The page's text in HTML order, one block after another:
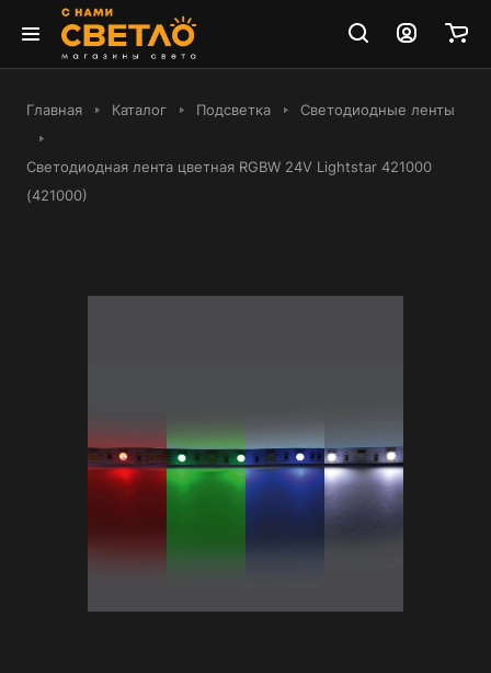
Главная Каталог Подсветка Светодиодные ленты
Светодиодная лента цветная RGBW 24V Lightstar 421000
(421000)